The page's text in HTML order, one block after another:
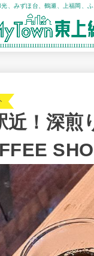
、みずほ台、鶴瀬、上福岡、
近！深煎